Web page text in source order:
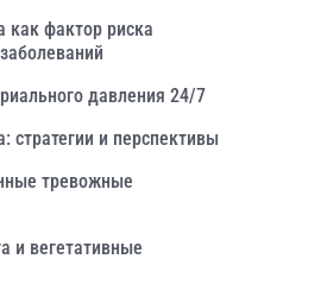
как фактор риска
давления 24/7
стратегии и перспективы
тревожные
и вегетативные